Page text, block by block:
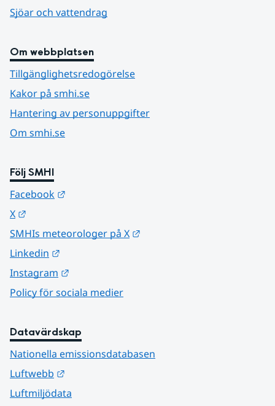
Sjöar och vattendrag
Om webbplatsen
Tillgänglighetsredogörelse
Kakor på smhi.se
Hantering av personuppgifter
Om smhi.se
Följ SMHI
Facebook
X
SMHIs meteorologer på X
Linkedin
Instagram
Policy för sociala medier
Datavärdskap
Nationella emissionsdatabasen
Luftwebb
Luftmiljödata